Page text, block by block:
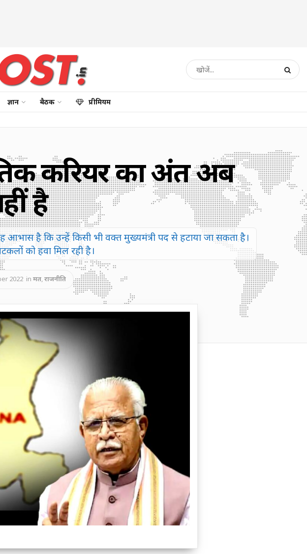
ज्ञान बैठक प्रीमियम
करियर का अंत अब
है
आभास है कि उन्हें किसी भी वक्त मुख्यमंत्री पद से हटाया जा सकता है।
को हवा मिल रही है।
2022 in मत,राजनीति